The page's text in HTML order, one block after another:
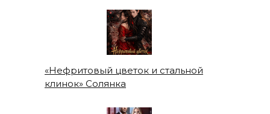
«Нефритовый цветок и стальной
клинок» Солянка